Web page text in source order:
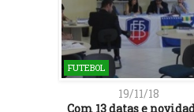
FUTEBOL
19/11/18
Com 13 datas e